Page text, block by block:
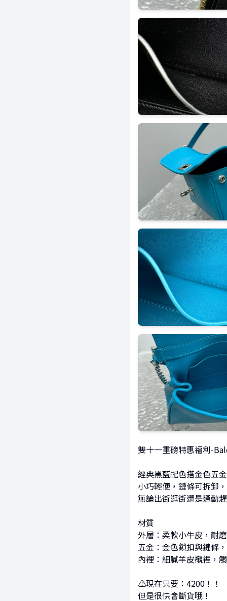
雙十一重磅特惠福利-
經典黑藍配色搭金色五
小巧輕便，鏈條可拆卸
無論出街逛街還是通勤
材質
外層：柔軟小牛皮，耐
五金：金色鎖扣與鏈條
內裡：細膩羊皮襯裡，
⚠現在只要：4200！！
但是很快會斷貨哦！